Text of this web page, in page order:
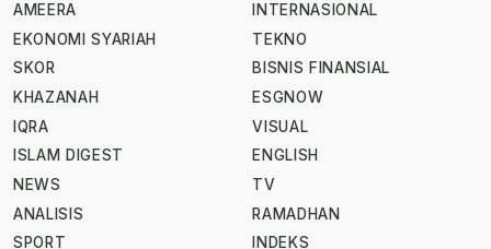
AMEERA
EKONOMI SYARIAH
SKOR
KHAZANAH
IQRA
ISLAM DIGEST
NEWS
ANALISIS
SPORT
INTERNASIONAL
TEKNO
BISNIS FINANSIAL
ESGNOW
VISUAL
ENGLISH
TV
RAMADHAN
INDEKS